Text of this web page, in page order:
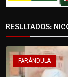
RESULTADOS:
FARÁNDULA